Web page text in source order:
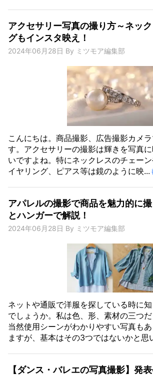
アクセサリー写真の撮り方～ネッ
グもインスタ映え！
2024年06月28日 By ミツモア編集部
こんにちは。商品撮影、広告撮影カメ
す。アクセサリーの撮影は輝きを写真
いですよね。特にネックレスのチェー
イヤリング、ピアス等は鏡のように映...
アパレルの撮影で商品を魅力的に
とハンガーで解説！
2024年06月28日 By ミツモア編集部
ネットや通販で洋服を探している時に
でしょうか。私は色、形、素材の三つだ
当然使用シーンがわかりやすい写真も
ますが、基本はその3つではないかと思
【ダンス・バレエの写真撮影】発